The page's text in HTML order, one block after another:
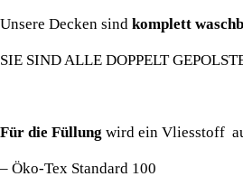
Unsere Decken sind komplett
SIE SIND ALLE DOPPELT
Für die Füllung wird ein Vliesstoff
– Öko-Tex Standard 100